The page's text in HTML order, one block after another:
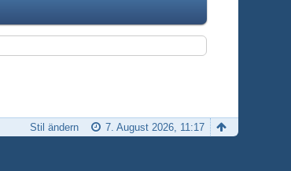
7. August 2026, 11:17
Stil ändern